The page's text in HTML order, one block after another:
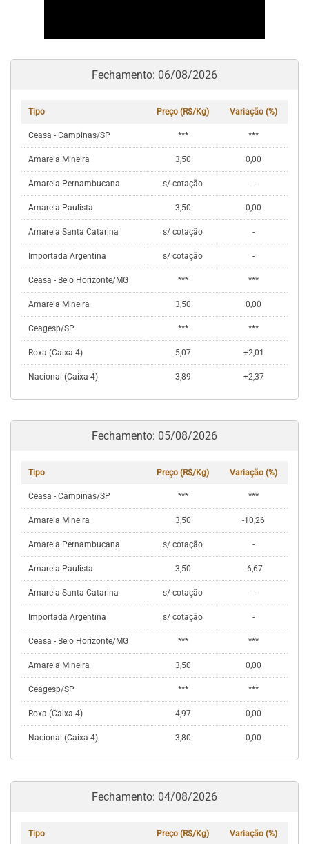
Fechamento: 06/08/2026
Tipo Preço (R$/Kg) Variação (%)
Ceasa - Campinas/SP *** ***
Amarela Mineira 3,50 0,00
Amarela Pernambucana s/ cotação -
Amarela Paulista 3,50 0,00
Amarela Santa Catarina s/ cotação -
Importada Argentina s/ cotação -
Ceasa - Belo Horizonte/MG *** ***
Amarela Mineira 3,50 0,00
Ceagesp/SP *** ***
Roxa (Caixa 4) 5,07 +2,01
Nacional (Caixa 4) 3,89 +2,37
Fechamento: 05/08/2026
Tipo Preço (R$/Kg) Variação (%)
Ceasa - Campinas/SP *** ***
Amarela Mineira 3,50 -10,26
Amarela Pernambucana s/ cotação -
Amarela Paulista 3,50 -6,67
Amarela Santa Catarina s/ cotação -
Importada Argentina s/ cotação -
Ceasa - Belo Horizonte/MG *** ***
Amarela Mineira 3,50 0,00
Ceagesp/SP *** ***
Roxa (Caixa 4) 4,97 0,00
Nacional (Caixa 4) 3,80 0,00
Fechamento: 04/08/2026
Tipo Preço (R$/Kg) Variação (%)